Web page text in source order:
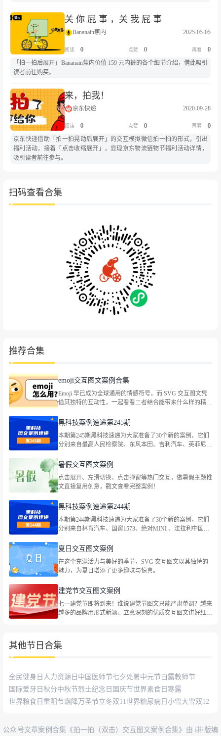
关 你 屁 事 ，关 我 屁 事
Bananain蕉内 2025-05-05
0 0
0
「拍一拍后展开」Bananain蕉内价值 159 元内裤的各个细节介绍，借此吸引
读者前往购买。
来，拍我！
京东快递 2020-09-28
0 0
0
京东快递借助「拍一拍晃动后展开」的交互模拟微信拍一拍的形式，引出
福利活动，接着「点击收缩展开」，显现京东物流链物节福利活动详情，
吸引读者前往参与。
扫码查看合集
推荐合集
emoji交互图文案例合集
Emoji 早已成为全球通用的情感符号，而 SVG 交互图文凭
借其独特的互动性，一起看看二者结合能带来什么样的精彩
黑科技案例速递第245期
本期第245期黑科技速递为大家准备了30个新的案例，它们
分别来自最高人民检察院、东风本田、吉利汽车、英菲尼
LEGO乐高、Bananain蕉内、古茗茶饮、蔡司官方、茉酸
社会热点等主题。
暑假交互图文案例
点击展开、左滑切换、点击弹窗等热门交互，做暑假主题推
文直接复用创意，戳文查看完整案例！
黑科技案例速递第244期
本期第244期黑科技速递为大家准备了30个新的案例，它们
分别来自林肯汽车、国窖1573、绝对MINI 、法拉利中国、
世喜、东风本田、最高人民法院、特仑苏、heytea喜茶、最
等主题。
夏日交互图文案例
在这个充满活力与美好的季节，SVG 交互图文以其独特的
魅力，为夏日增添了更多趣味与惊喜。
建党节交互图文案例
七一建党节即将到来！谁说建党节图文只能严肃单调？越来
越多的品牌用形式新颖、立意深刻的优质交互图文讲好红色
其他节日合集
全民健身日 人力资源日 中国医师节七夕处暑中元节白露教师节
国际爱牙日 秋分中秋节烈士纪念日 国庆节世界素食日 寒露
世界粮食日 重阳节霜降万圣节立冬双11世界糖尿病日 小雪大雪双12
公众号文章案例合集《拍一拍（双击）交互图文案例合集》由 i排版编